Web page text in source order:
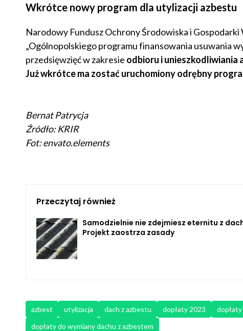
Wkrótce nowy program dla utylizacji azbestu
Narodowy Fundusz Ochrony Środowiska i
„Ogólnopolskiego programu finansowania usuwania
przedsięwzięć w zakresie odbioru i unieszkodliwiania
Już wkrótce ma zostać uruchomiony odrębny
Bernat Patrycja
Źródło: KRIR
Fot: envato.elements
Przeczytaj również
Samodzielnie nie zdejmiesz eternitu z
Projekt zaostrza zasady
azbest utylizacja dach z azbestu dopłaty 2023
dopłaty do wymiany dachu z azbestem